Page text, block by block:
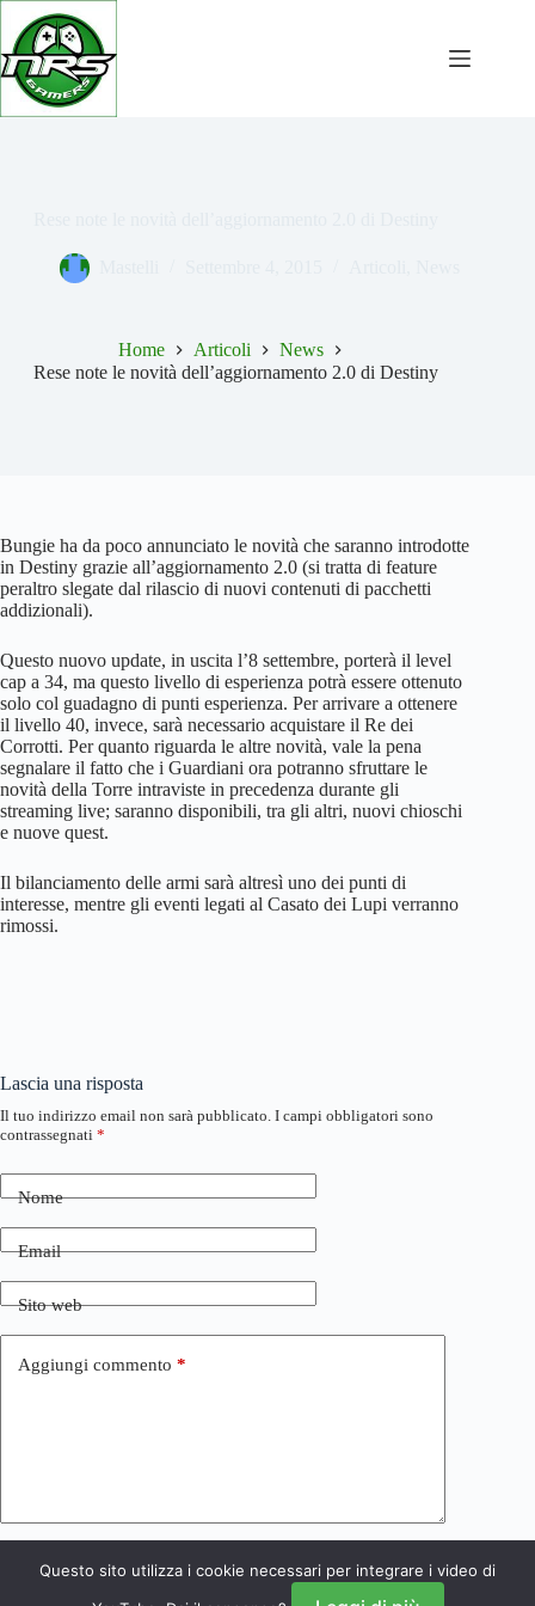
Salta
contenuto
Home Articoli
News
Rese note le novità dell’aggiornamento 2.0 di Destiny
Bungie ha da poco annunciato le novità che saranno introdotte
in Destiny grazie all’aggiornamento 2.0 (si tratta di feature
peraltro slegate dal rilascio di nuovi contenuti di pacchetti
addizionali).
Questo nuovo update, in uscita l’8 settembre, porterà il level
cap a 34, ma questo livello di esperienza potrà essere ottenuto
solo col guadagno di punti esperienza. Per arrivare a ottenere
il livello 40, invece, sarà necessario acquistare il Re dei
Corrotti. Per quanto riguarda le altre novità, vale la pena
segnalare il fatto che i Guardiani ora potranno sfruttare le
novità della Torre intraviste in precedenza durante gli
streaming live; saranno disponibili, tra gli altri, nuovi chioschi
e nuove quest.
Il bilanciamento delle armi sarà altresì uno dei punti di
interesse, mentre gli eventi legati al Casato dei Lupi verranno
rimossi.
Lascia una risposta
Il tuo indirizzo email non sarà pubblicato. I campi obbligatori sono
contrassegnati *
Nome
Email
Sito web
Aggiungi commento *
Invia commento
Questo sito utilizza i cookie necessari per integrare i video di